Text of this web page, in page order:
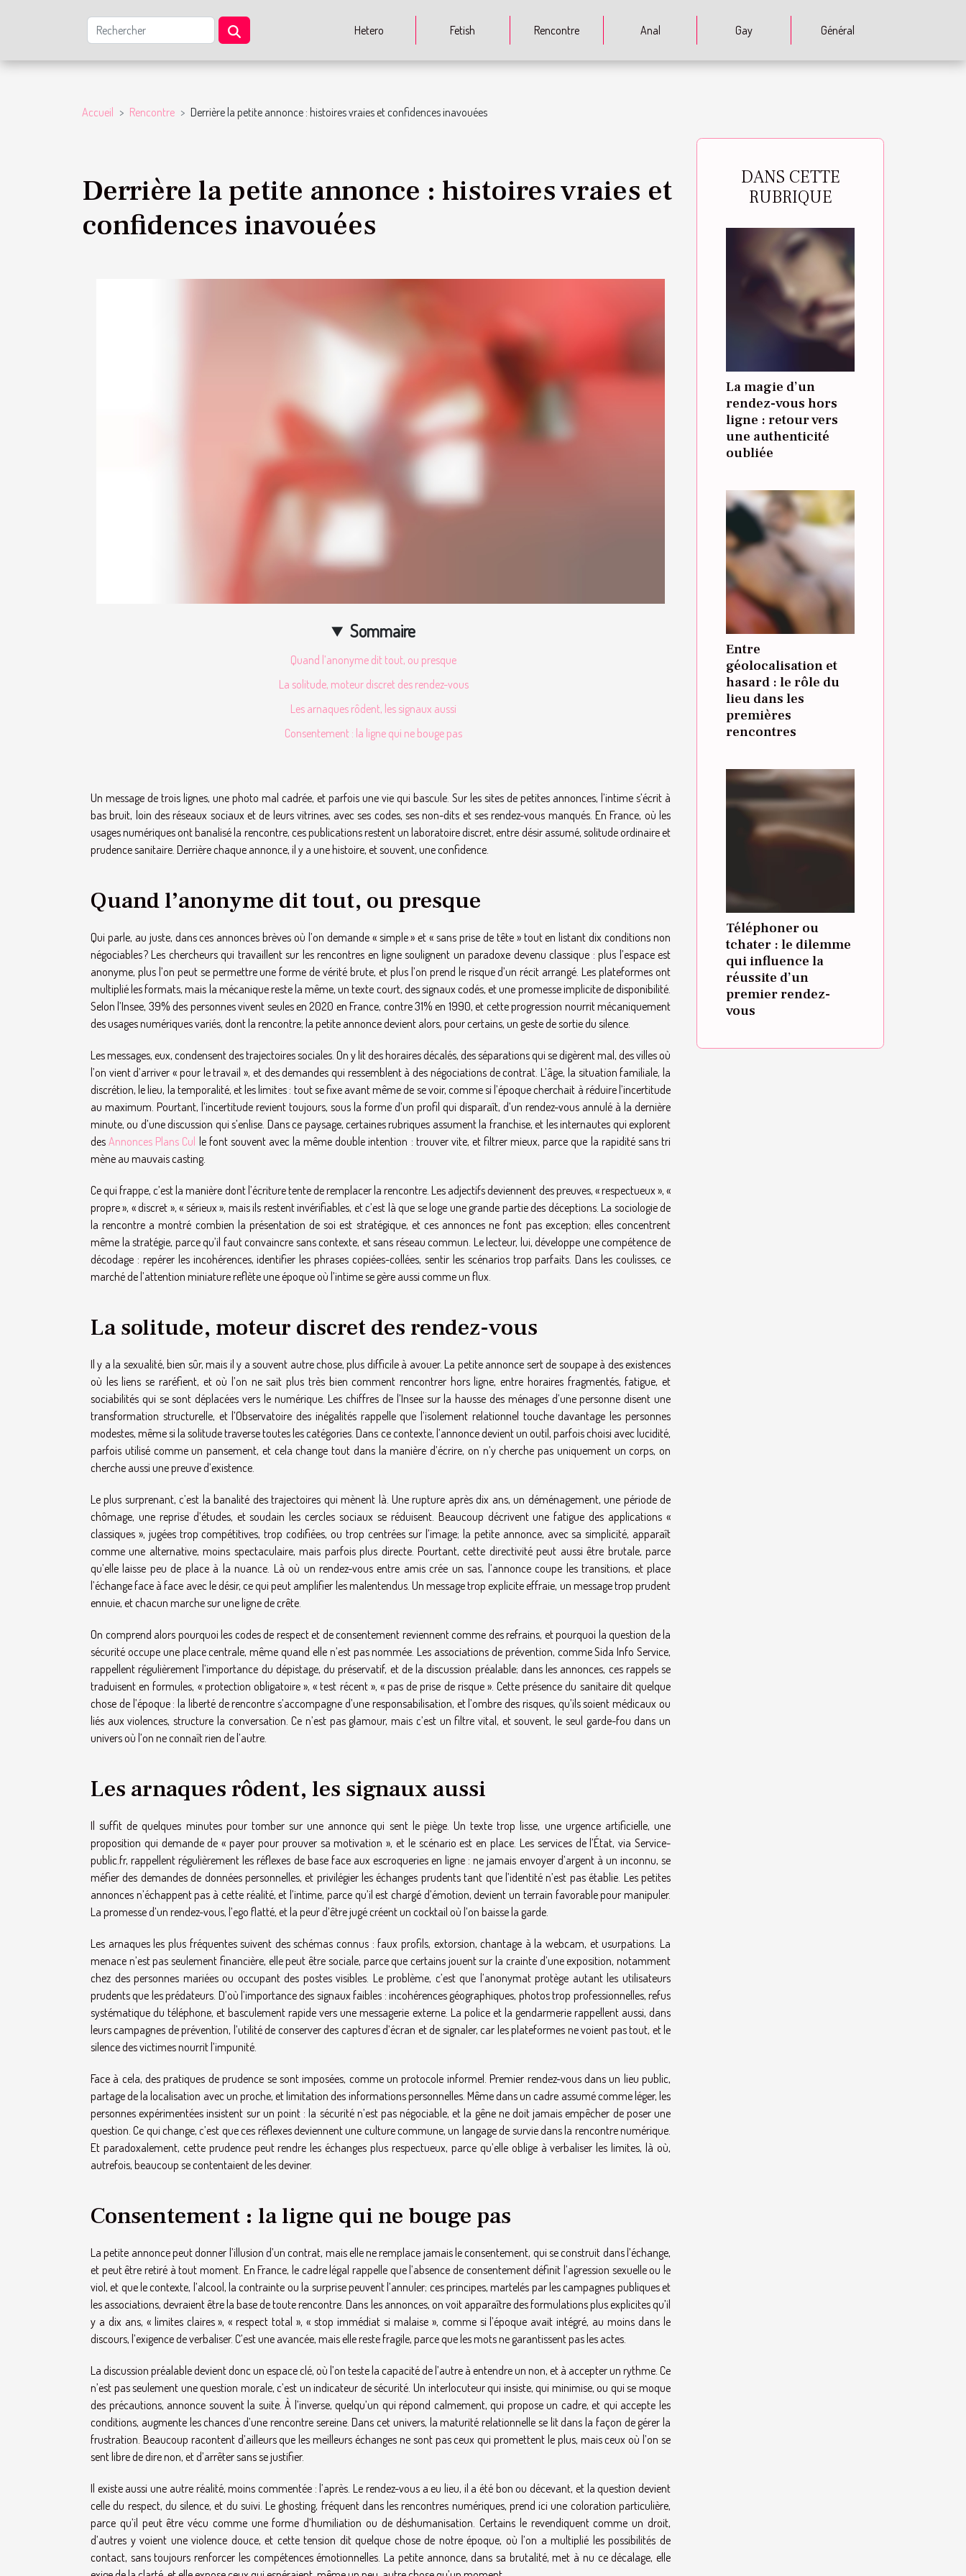
Hetero Fetish Rencontre Anal Gay Général
Accueil Rencontre Derrière la petite annonce : histoires vraies et confidences inavouées
Derrière la petite annonce : histoires vraies et
confidences inavouées
Sommaire
Quand l’anonyme dit tout, ou presque
La solitude, moteur discret des rendez-vous
Les arnaques rôdent, les signaux aussi
Consentement : la ligne qui ne bouge pas
Un message de trois lignes, une photo mal cadrée, et parfois une vie qui bascule. Sur les sites de petites annonces, l’intime s’écrit à
bas bruit, loin des réseaux sociaux et de leurs vitrines, avec ses codes, ses non-dits et ses rendez-vous manqués. En France, où les
usages numériques ont banalisé la rencontre, ces publications restent un laboratoire discret, entre désir assumé, solitude ordinaire et
prudence sanitaire. Derrière chaque annonce, il y a une histoire, et souvent, une confidence.
Quand l’anonyme dit tout, ou presque
Qui parle, au juste, dans ces annonces brèves où l’on demande « simple » et « sans prise de tête » tout en listant dix conditions non
négociables ? Les chercheurs qui travaillent sur les rencontres en ligne soulignent un paradoxe devenu classique : plus l’espace est
anonyme, plus l’on peut se permettre une forme de vérité brute, et plus l’on prend le risque d’un récit arrangé. Les plateformes ont
multiplié les formats, mais la mécanique reste la même, un texte court, des signaux codés, et une promesse implicite de disponibilité.
Selon l’Insee, 39% des personnes vivent seules en 2020 en France, contre 31% en 1990, et cette progression nourrit mécaniquement
des usages numériques variés, dont la rencontre; la petite annonce devient alors, pour certains, un geste de sortie du silence.
Les messages, eux, condensent des trajectoires sociales. On y lit des horaires décalés, des séparations qui se digèrent mal, des villes où
l’on vient d’arriver « pour le travail », et des demandes qui ressemblent à des négociations de contrat. L’âge, la situation familiale, la
discrétion, le lieu, la temporalité, et les limites : tout se fixe avant même de se voir, comme si l’époque cherchait à réduire l’incertitude
au maximum. Pourtant, l’incertitude revient toujours, sous la forme d’un profil qui disparaît, d’un rendez-vous annulé à la dernière
minute, ou d’une discussion qui s’enlise. Dans ce paysage, certaines rubriques assument la franchise, et les internautes qui explorent
desAnnonces Plans Cul le font souvent avec la même double intention : trouver vite, et filtrer mieux, parce que la rapidité sans tri
mène au mauvais casting.
Ce qui frappe, c’est la manière dont l’écriture tente de remplacer la rencontre. Les adjectifs deviennent des preuves, « respectueux », «
propre », « discret », « sérieux », mais ils restent invérifiables, et c’est là que se loge une grande partie des déceptions. La sociologie de
la rencontre a montré combien la présentation de soi est stratégique, et ces annonces ne font pas exception; elles concentrent
même la stratégie, parce qu’il faut convaincre sans contexte, et sans réseau commun. Le lecteur, lui, développe une compétence de
décodage : repérer les incohérences, identifier les phrases copiées-collées, sentir les scénarios trop parfaits. Dans les coulisses, ce
marché de l’attention miniature reflète une époque où l’intime se gère aussi comme un flux.
La solitude, moteur discret des rendez-vous
Il y a la sexualité, bien sûr, mais il y a souvent autre chose, plus difficile à avouer. La petite annonce sert de soupape à des existences
où les liens se raréfient, et où l’on ne sait plus très bien comment rencontrer hors ligne, entre horaires fragmentés, fatigue, et
sociabilités qui se sont déplacées vers le numérique. Les chiffres de l’Insee sur la hausse des ménages d’une personne disent une
transformation structurelle, et l’Observatoire des inégalités rappelle que l’isolement relationnel touche davantage les personnes
modestes, même si la solitude traverse toutes les catégories. Dans ce contexte, l’annonce devient un outil, parfois choisi avec lucidité,
parfois utilisé comme un pansement, et cela change tout dans la manière d’écrire, on n’y cherche pas uniquement un corps, on
cherche aussi une preuve d’existence.
Le plus surprenant, c’est la banalité des trajectoires qui mènent là. Une rupture après dix ans, un déménagement, une période de
chômage, une reprise d’études, et soudain les cercles sociaux se réduisent. Beaucoup décrivent une fatigue des applications «
classiques », jugées trop compétitives, trop codifiées, ou trop centrées sur l’image; la petite annonce, avec sa simplicité, apparaît
comme une alternative, moins spectaculaire, mais parfois plus directe. Pourtant, cette directivité peut aussi être brutale, parce
qu’elle laisse peu de place à la nuance. Là où un rendez-vous entre amis crée un sas, l’annonce coupe les transitions, et place
l’échange face à face avec le désir, ce qui peut amplifier les malentendus. Un message trop explicite effraie, un message trop prudent
ennuie, et chacun marche sur une ligne de crête.
On comprend alors pourquoi les codes de respect et de consentement reviennent comme des refrains, et pourquoi la question de la
sécurité occupe une place centrale, même quand elle n’est pas nommée. Les associations de prévention, comme Sida Info Service,
rappellent régulièrement l’importance du dépistage, du préservatif, et de la discussion préalable; dans les annonces, ces rappels se
traduisent en formules, « protection obligatoire », « test récent », « pas de prise de risque ». Cette présence du sanitaire dit quelque
chose de l’époque : la liberté de rencontre s’accompagne d’une responsabilisation, et l’ombre des risques, qu’ils soient médicaux ou
liés aux violences, structure la conversation. Ce n’est pas glamour, mais c’est un filtre vital, et souvent, le seul garde-fou dans un
univers où l’on ne connaît rien de l’autre.
Les arnaques rôdent, les signaux aussi
Il suffit de quelques minutes pour tomber sur une annonce qui sent le piège. Un texte trop lisse, une urgence artificielle, une
proposition qui demande de « payer pour prouver sa motivation », et le scénario est en place. Les services de l’État, via Service-
public.fr, rappellent régulièrement les réflexes de base face aux escroqueries en ligne : ne jamais envoyer d’argent à un inconnu, se
méfier des demandes de données personnelles, et privilégier les échanges prudents tant que l’identité n’est pas établie. Les petites
annonces n’échappent pas à cette réalité, et l’intime, parce qu’il est chargé d’émotion, devient un terrain favorable pour manipuler.
La promesse d’un rendez-vous, l’ego flatté, et la peur d’être jugé créent un cocktail où l’on baisse la garde.
Les arnaques les plus fréquentes suivent des schémas connus : faux profils, extorsion, chantage à la webcam, et usurpations. La
menace n’est pas seulement financière, elle peut être sociale, parce que certains jouent sur la crainte d’une exposition, notamment
chez des personnes mariées ou occupant des postes visibles. Le problème, c’est que l’anonymat protège autant les utilisateurs
prudents que les prédateurs. D’où l’importance des signaux faibles : incohérences géographiques, photos trop professionnelles, refus
systématique du téléphone, et basculement rapide vers une messagerie externe. La police et la gendarmerie rappellent aussi, dans
leurs campagnes de prévention, l’utilité de conserver des captures d’écran et de signaler, car les plateformes ne voient pas tout, et le
silence des victimes nourrit l’impunité.
Face à cela, des pratiques de prudence se sont imposées, comme un protocole informel. Premier rendez-vous dans un lieu public,
partage de la localisation avec un proche, et limitation des informations personnelles. Même dans un cadre assumé comme léger, les
personnes expérimentées insistent sur un point : la sécurité n’est pas négociable, et la gêne ne doit jamais empêcher de poser une
question. Ce qui change, c’est que ces réflexes deviennent une culture commune, un langage de survie dans la rencontre numérique.
Et paradoxalement, cette prudence peut rendre les échanges plus respectueux, parce qu’elle oblige à verbaliser les limites, là où,
autrefois, beaucoup se contentaient de les deviner.
Consentement : la ligne qui ne bouge pas
La petite annonce peut donner l’illusion d’un contrat, mais elle ne remplace jamais le consentement, qui se construit dans l’échange,
et peut être retiré à tout moment. En France, le cadre légal rappelle que l’absence de consentement définit l’agression sexuelle ou le
viol, et que le contexte, l’alcool, la contrainte ou la surprise peuvent l’annuler; ces principes, martelés par les campagnes publiques et
les associations, devraient être la base de toute rencontre. Dans les annonces, on voit apparaître des formulations plus explicites qu’il
y a dix ans, « limites claires », « respect total », « stop immédiat si malaise », comme si l’époque avait intégré, au moins dans le
discours, l’exigence de verbaliser. C’est une avancée, mais elle reste fragile, parce que les mots ne garantissent pas les actes.
La discussion préalable devient donc un espace clé, où l’on teste la capacité de l’autre à entendre un non, et à accepter un rythme. Ce
n’est pas seulement une question morale, c’est un indicateur de sécurité. Un interlocuteur qui insiste, qui minimise, ou qui se moque
des précautions, annonce souvent la suite. À l’inverse, quelqu’un qui répond calmement, qui propose un cadre, et qui accepte les
conditions, augmente les chances d’une rencontre sereine. Dans cet univers, la maturité relationnelle se lit dans la façon de gérer la
frustration. Beaucoup racontent d’ailleurs que les meilleurs échanges ne sont pas ceux qui promettent le plus, mais ceux où l’on se
sent libre de dire non, et d’arrêter sans se justifier.
Il existe aussi une autre réalité, moins commentée : l’après. Le rendez-vous a eu lieu, il a été bon ou décevant, et la question devient
celle du respect, du silence, et du suivi. Le ghosting, fréquent dans les rencontres numériques, prend ici une coloration particulière,
parce qu’il peut être vécu comme une forme d’humiliation ou de déshumanisation. Certains le revendiquent comme un droit,
d’autres y voient une violence douce, et cette tension dit quelque chose de notre époque, où l’on a multiplié les possibilités de
contact, sans toujours renforcer les compétences émotionnelles. La petite annonce, dans sa brutalité, met à nu ce décalage, elle
DANS CETTE
RUBRIQUE
La magie d’un
rendez-vous hors
ligne : retour vers
une authenticité
oubliée
Entre
géolocalisation et
hasard : le rôle du
lieu dans les
premières
rencontres
Téléphoner ou
tchater : le dilemme
qui influence la
réussite d’un
premier rendez-
vous